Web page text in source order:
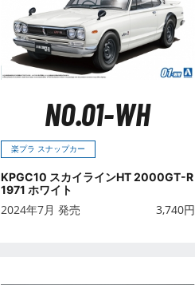
NO.01-WH
楽プラ スナップカー
KPGC10 スカイラインHT 2000GT-R
1971 ホワイト
2024年7月 発売 3,740円